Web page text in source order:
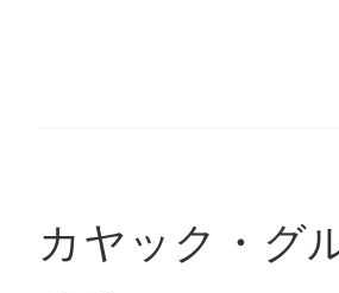
カヤック・グ